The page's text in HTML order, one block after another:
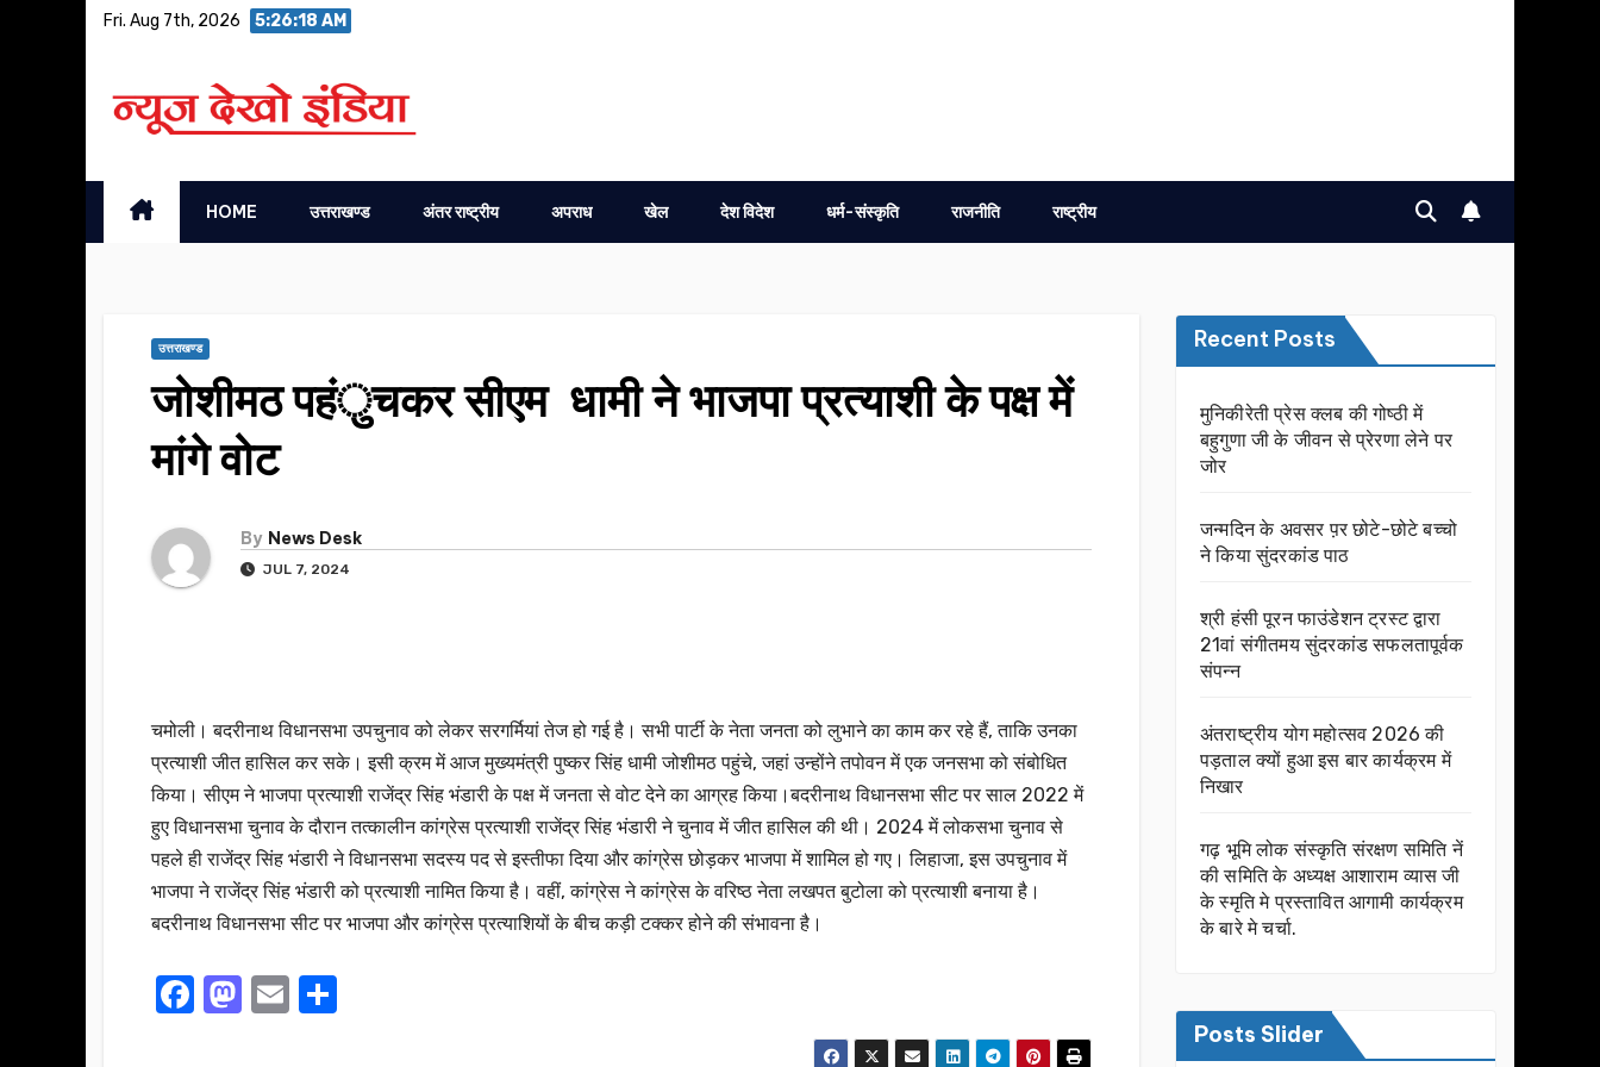
Fri. Aug 7th, 2026 5:26:18 AM
HOME उत्तराखण्ड अंतर राष्ट्रीय अपराध खेल देश विदेश धर्म-संस्कृति राजनीति राष्ट्रीय
उत्तराखण्ड
जोशीमठ पहंुचकर सीएम धामी ने भाजपा प्रत्याशी के पक्ष में
मांगे वोट
By News Desk
JUL 7, 2024
चमोली। बदरीनाथ विधानसभा उपचुनाव को लेकर सरगर्मियां तेज हो गई है। सभी पार्टी के नेता जनता को लुभाने का काम कर रहे हैं, ताकि उनका
प्रत्याशी जीत हासिल कर सके। इसी क्रम में आज मुख्यमंत्री पुष्कर सिंह धामी जोशीमठ पहुंचे, जहां उन्होंने तपोवन में एक जनसभा को संबोधित
किया। सीएम ने भाजपा प्रत्याशी राजेंद्र सिंह भंडारी के पक्ष में जनता से वोट देने का आग्रह किया।बदरीनाथ विधानसभा सीट पर साल 2022 में
हुए विधानसभा चुनाव के दौरान तत्कालीन कांग्रेस प्रत्याशी राजेंद्र सिंह भंडारी ने चुनाव में जीत हासिल की थी। 2024 में लोकसभा चुनाव से
पहले ही राजेंद्र सिंह भंडारी ने विधानसभा सदस्य पद से इस्तीफा दिया और कांग्रेस छोड़कर भाजपा में शामिल हो गए। लिहाजा, इस उपचुनाव में
भाजपा ने राजेंद्र सिंह भंडारी को प्रत्याशी नामित किया है। वहीं, कांग्रेस ने कांग्रेस के वरिष्ठ नेता लखपत बुटोला को प्रत्याशी बनाया है।
बदरीनाथ विधानसभा सीट पर भाजपा और कांग्रेस प्रत्याशियों के बीच कड़ी टक्कर होने की संभावना है।
F
M E
Recent Posts
मुनिकीरेती प्रेस क्लब की गोष्ठी में
बहुगुणा जी के जीवन से प्रेरणा लेने पर
जोर
जन्मदिन के अवसर प़र छोटे-छोटे बच्चो
ने किया सुंदरकांड पाठ
श्री हंसी पूरन फाउंडेशन ट्रस्ट द्वारा
21वां संगीतमय सुंदरकांड सफलतापूर्वक
संपन्न
अंतराष्ट्रीय योग महोत्सव 2026 की
पड़ताल क्यों हुआ इस बार कार्यक्रम में
निखार
गढ़ भूमि लोक संस्कृति संरक्षण समिति नें
की समिति के अध्यक्ष आशाराम व्यास जी
के स्मृति मे प्रस्तावित आगामी कार्यक्रम
के बारे मे चर्चा.
Posts Slider